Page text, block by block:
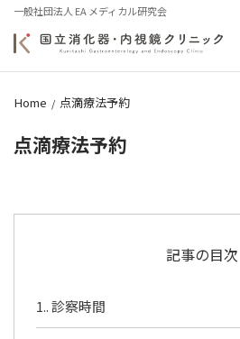
一般社団法人 EA メディカル研究会
Home 点滴療法予約
点滴療法予約
記事の目次
1. 診察時間